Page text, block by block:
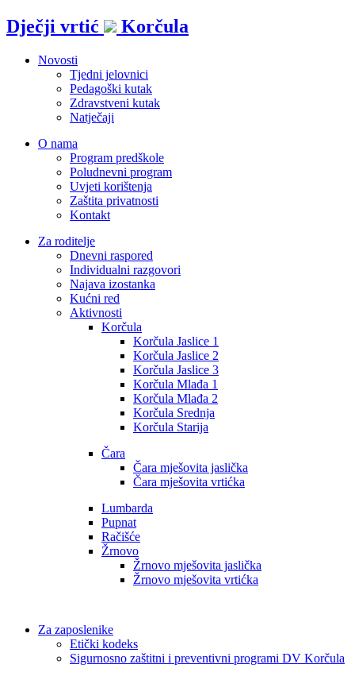
Idi
na
Dječji vrtić Korčula
Novosti
Tjedni jelovnici
Pedagoški kutak
Zdravstveni kutak
Natječaji
O nama
Program predškole
Poludnevni program
Uvjeti korištenja
Zaštita privatnosti
Kontakt
Za roditelje
Dnevni raspored
Individualni razgovori
Najava izostanka
Kućni red
Aktivnosti
Korčula
Korčula Jaslice 1
Korčula Jaslice 2
Korčula Jaslice 3
Korčula Mlađa 1
Korčula Mlađa 2
Korčula Srednja
Korčula Starija
Čara
Čara mješovita jaslička
Čara mješovita vrtićka
Lumbarda
Pupnat
Račišće
Žrnovo
Žrnovo mješovita jaslička
Žrnovo mješovita vrtićka
Za zaposlenike
Etički kodeks
Sigurnosno zaštitni i preventivni programi DV Korčula